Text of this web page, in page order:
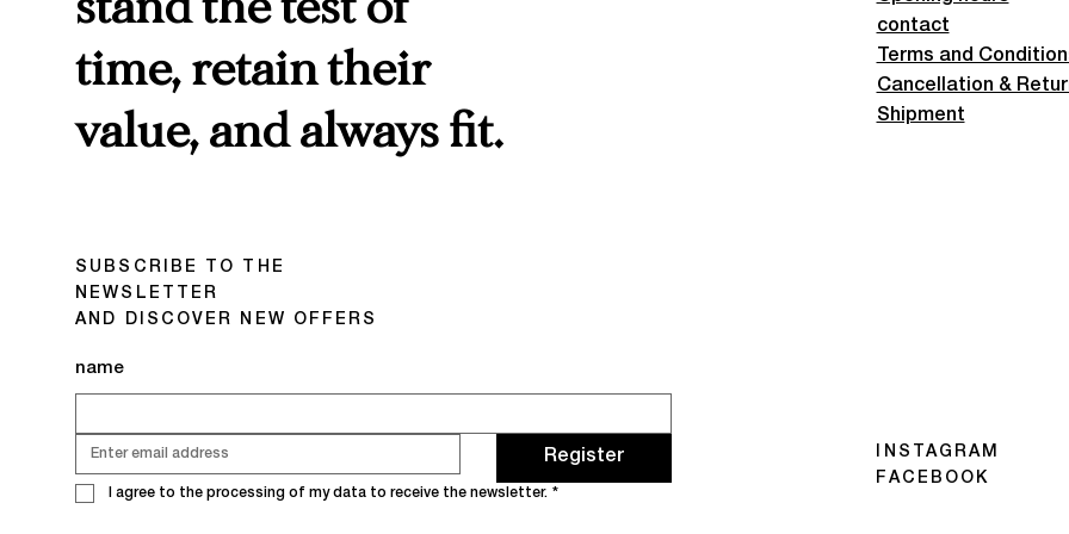
time, retain their
value, and always fit.
SUBSCRIBE TO THE
NEWSLETTER
AND DISCOVER NEW OFFERS
name
Register
I agree to the processing of my data to receive the newsletter. *
contact
Terms and
Cancellation &
Shipment
INSTAGRAM
FACEBOOK